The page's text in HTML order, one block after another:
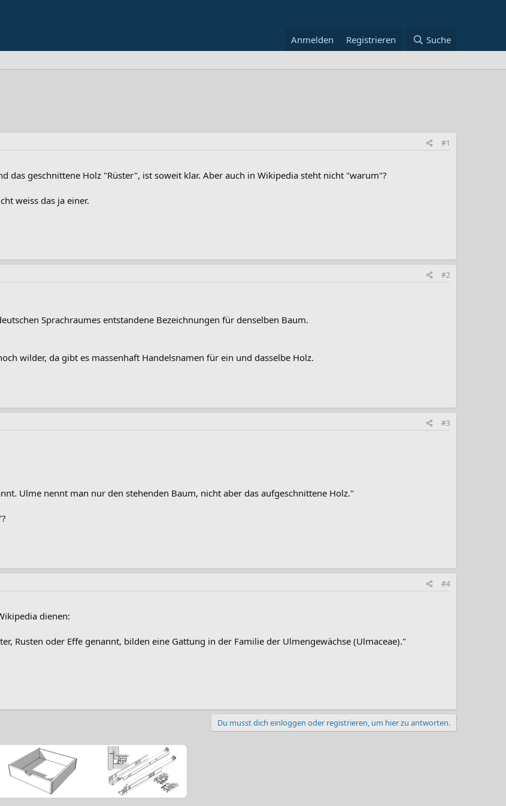
Anmelden Registrieren Suche
#1
das geschnittene Holz "Rüster", ist soweit klar. Aber auch in Wikipedia steht nicht "warum"?
weiss das ja einer.
#2
Sprachraumes entstandene Bezeichnungen für denselben Baum.
wilder, da gibt es massenhaft Handelsnamen für ein und dasselbe Holz.
#3
Ulme nennt man nur den stehenden Baum, nicht aber das aufgeschnittene Holz."
#4
dienen:
Rusten oder Effe genannt, bilden eine Gattung in der Familie der Ulmengewächse (Ulmaceae)."
Du musst dich einloggen oder registrieren, um hier zu antworten.